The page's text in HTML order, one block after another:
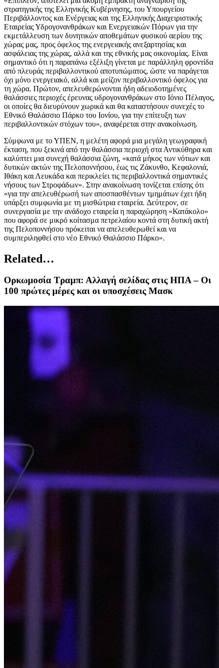
στρατηγικής της Ελληνικής Κυβέρνησης, του Υπουργείου
Περιβάλλοντος και Ενέργειας και της Ελληνικής Διαχειριστικής
Εταιρείας Υδρογονανθράκων και Ενεργειακών Πόρων για την
εκμετάλλευση των δυνητικών αποθεμάτων φυσικού αερίου της
χώρας μας, προς όφελος της ενεργειακής ανεξαρτησίας και
ασφάλειας της χώρας, αλλά και της εθνικής μας οικονομίας. Είναι
σημαντικό ότι η παραπάνω εξέλιξη γίνεται με παράλληλη φροντίδα
από πλευράς περιβαλλοντικού αποτυπώματος, ώστε να παράγεται
όχι μόνο ενεργειακό, αλλά και μείζον περιβαλλοντικό όφελος για
τη χώρα. Πρώτον, απελευθερώνονται ήδη αδειοδοτημένες
θαλάσσιες περιοχές έρευνας υδρογονανθράκων στο Ιόνιο Πέλαγος,
οι οποίες θα διευρύνουν χωρικά και θα καταστήσουν συνεχές το
Εθνικό Θαλάσσιο Πάρκο του Ιονίου, για την επίτευξη των
περιβαλλοντικών στόχων του», αναφέρεται στην ανακοίνωση.
Σύμφωνα με το ΥΠΕΝ, η μελέτη αφορά μια μεγάλη γεωγραφική
έκταση, που ξεκινά από την θαλάσσια περιοχή στα Αντικύθηρα και
καλύπτει μια συνεχή θαλάσσια ζώνη, «κατά μήκος των νότιων και
δυτικών ακτών της Πελοποννήσου, έως τις Ζάκυνθο, Κεφαλονιά,
Ιθάκη και Λευκάδα και περικλείει τις περιβαλλοντικά σημαντικές
νήσους των Στροφάδων». Στην ανακοίνωση τονίζεται επίσης ότι
«για την απελευθέρωσή των αποσπασθέντων τμημάτων έχει ήδη
υπάρξει συμφωνία με τη μισθώτρια εταιρεία. Δεύτερον, σε
συνεργασία με την ανάδοχο εταιρεία η παραχώρηση «Κατάκολο»
που αφορά σε μικρό κοίτασμα πετρελαίου κοντά στη δυτική ακτή
της Πελοποννήσου πρόκειται να απελευθερωθεί και να
συμπεριληφθεί στο νέο Εθνικό Θαλάσσιο Πάρκο».
Related…
Ορκωμοσία Τραμπ: Αλλαγή σελίδας στις ΗΠΑ – Οι
100 πρώτες μέρες και οι υποσχέσεις Μασκ